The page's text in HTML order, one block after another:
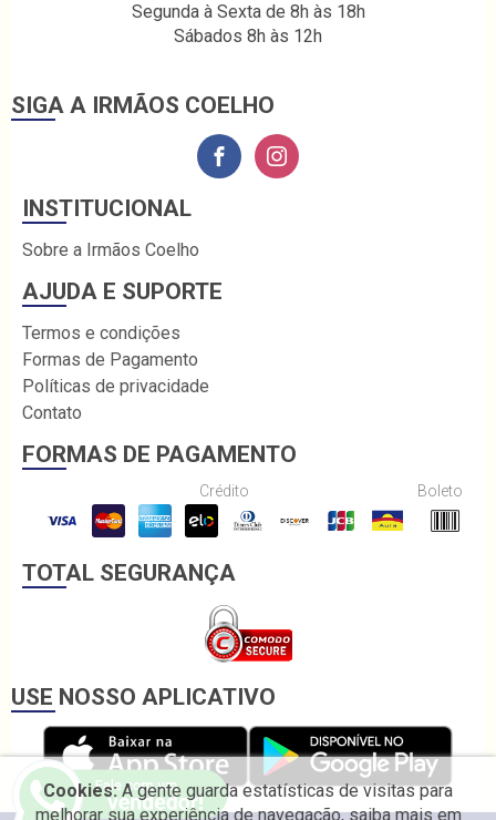
Segunda à Sexta de 8h às 18h
Sábados 8h às 12h
SIGA A IRMÃOS COELHO
INSTITUCIONAL
Sobre a Irmãos Coelho
AJUDA E SUPORTE
Termos e condições
Formas de Pagamento
Políticas de privacidade
Contato
FORMAS DE PAGAMENTO
Crédito Boleto
TOTAL SEGURANÇA
USE NOSSO APLICATIVO
Cookies:A gente guarda estatísticas de visitas para
melhorar sua experiência de navegação, saiba mais em